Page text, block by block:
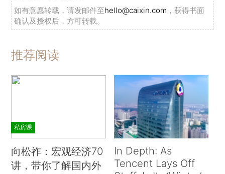
如有意愿转载，请发邮件至hello@caixin.com ，获得书面
确认及授权后，方可转载。
推荐阅读
私房课
向松祚：宏观经济70
讲，带你了解国内外
In Depth: As
Tencent Lays Off